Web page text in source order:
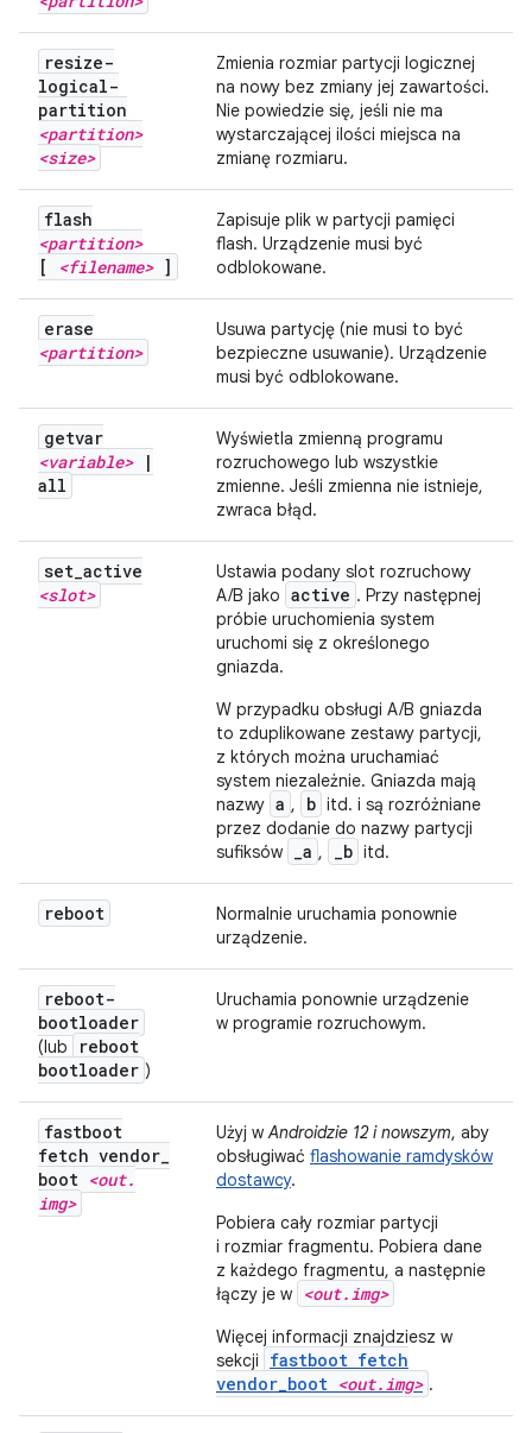
resize-
logical-
partition
<partition>
<size>
Zmienia rozmiar partycji logicznej
na nowy bez zmiany jej zawartości.
Nie powiedzie się, jeśli nie ma
wystarczającej ilości miejsca na
zmianę rozmiaru.
flash
<partition>
[
<filename>]
Zapisuje plik w partycji pamięci
flash. Urządzenie musi być
odblokowane.
erase
<partition>
Usuwa partycję (nie musi to być
bezpieczne usuwanie). Urządzenie
musi być odblokowane.
getvar
<variable>
|
all
Wyświetla zmienną programu
rozruchowego lub wszystkie
zmienne. Jeśli zmienna nie istnieje,
zwraca błąd.
set_active
<slot>
Ustawia podany slot rozruchowy
A/B jako active . Przy następnej
próbie uruchomienia system
uruchomi się z określonego
gniazda.
W przypadku obsługi A/B gniazda
to zduplikowane zestawy partycji,
z których można uruchamiać
system niezależnie. Gniazda mają
nazwy a , b itd. i są rozróżniane
przez dodanie do nazwy partycji
sufiksów _a , _b itd.
reboot
Normalnie uruchamia ponownie
urządzenie.
reboot-
bootloader
(lub
reboot
bootloader )
Uruchamia ponownie urządzenie
w programie rozruchowym.
fastboot
fetch vendor_
boot <out.
img>
Użyj wAndroidzie 12 i nowszym, aby
obsługiwać flashowanie ramdysków
dostawcy.
Pobiera cały rozmiar partycji
i rozmiar fragmentu. Pobiera dane
z każdego fragmentu, a następnie
łączy je w
<out.img>
Więcej informacji znajdziesz w
sekcji
fastboot fetch
vendor_boot <out.img> .